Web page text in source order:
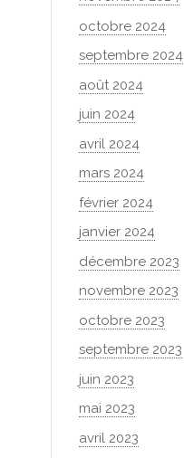
octobre 2024
septembre 2024
août 2024
juin 2024
avril 2024
mars 2024
février 2024
janvier 2024
décembre 2023
novembre 2023
octobre 2023
septembre 2023
juin 2023
mai 2023
avril 2023